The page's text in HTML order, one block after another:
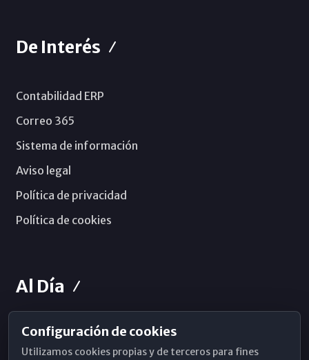
De Interés
Contabilidad ERP
Correo 365
Sistema de información
Aviso legal
Política de privacidad
Política de cookies
Al Día
Horarios de Misa
Configuración de cookies
Utilizamos cookies propias y de terceros para fines